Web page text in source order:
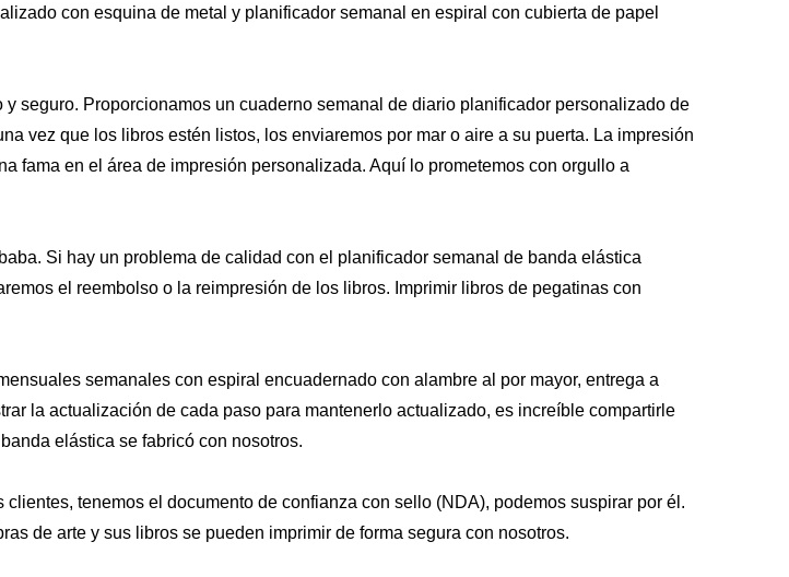
con esquina de metal y planificador semanal en espiral con cubierta de papel
seguro. Proporcionamos un cuaderno semanal de diario planificador personalizado de
vez que los libros estén listos, los enviaremos por mar o aire a su puerta. La impresión
fama en el área de impresión personalizada. Aquí lo prometemos con orgullo a
Si hay un problema de calidad con el planificador semanal de banda elástica
el reembolso o la reimpresión de los libros. Imprimir libros de pegatinas con
semanales con espiral encuadernado con alambre al por mayor, entrega a
la actualización de cada paso para mantenerlo actualizado, es increíble compartirle
elástica se fabricó con nosotros.
tenemos el documento de confianza con sello (NDA), podemos suspirar por él.
de arte y sus libros se pueden imprimir de forma segura con nosotros.